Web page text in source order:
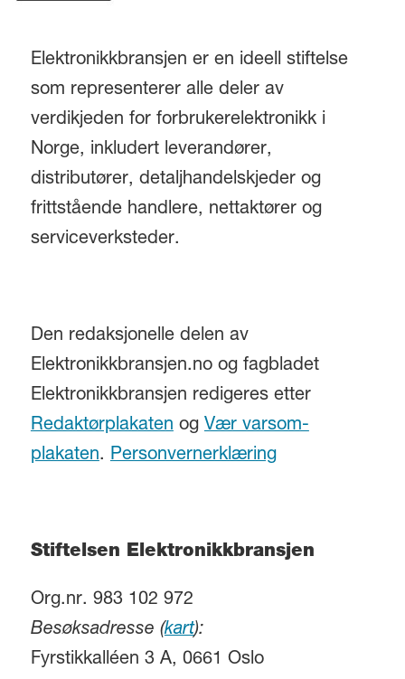
Elektronikkbransjen er en ideell stiftelse
som representerer alle deler av
verdikjeden for forbrukerelektronikk i
Norge, inkludert leverandører,
distributører, detaljhandelskjeder og
frittstående handlere, nettaktører og
serviceverksteder.
Den redaksjonelle delen av
Elektronikkbransjen.no og fagbladet
Elektronikkbransjen redigeres etter
Redaktørplakatenog Vær varsom-
plakaten. Personvernerklæring
Stiftelsen Elektronikkbransjen
Org.nr. 983 102 972
Besøksadresse (kart):
Fyrstikkalléen 3 A, 0661 Oslo